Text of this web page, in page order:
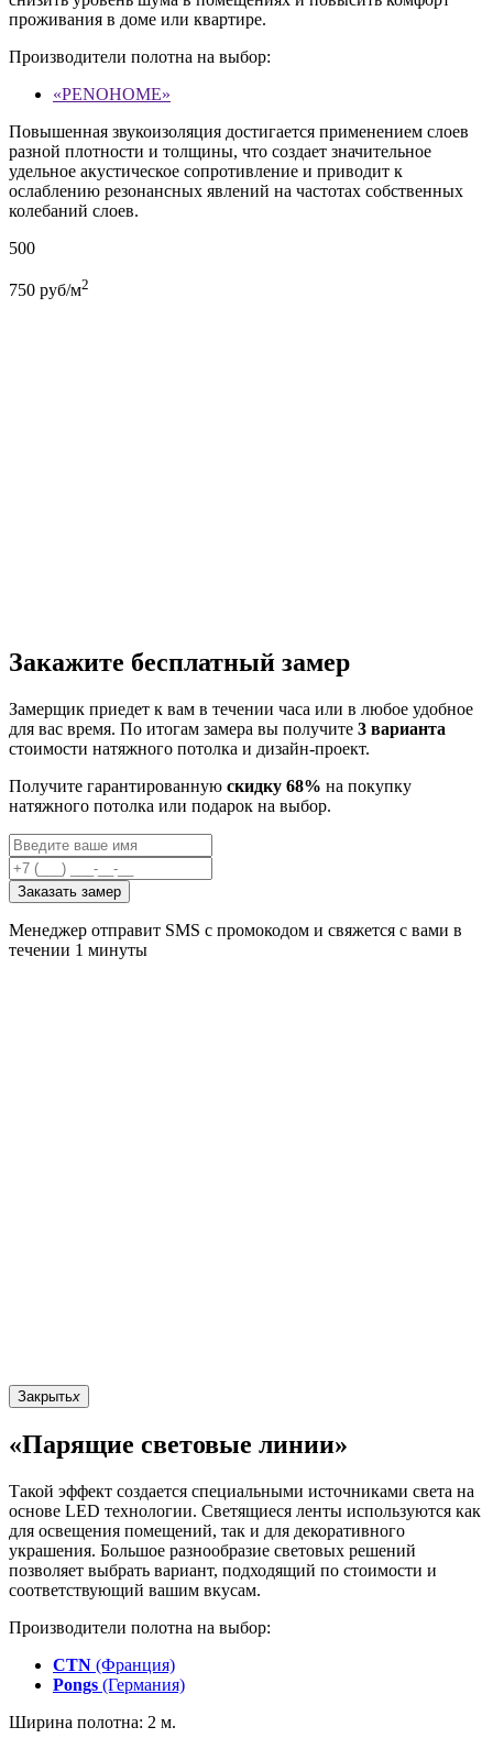
проживания в доме или квартире.
Производители полотна на выбор:
«PENOHOME»
Повышенная звукоизоляция достигается применением слоев
разной плотности и толщины, что создает значительное
удельное акустическое сопротивление и приводит к
ослаблению резонансных явлений на частотах собственных
колебаний слоев.
500
750 руб/м2
Закажите бесплатный замер
Замерщик приедет к вам в течении часа или в любое удобное
для вас время. По итогам замера вы получите 3 варианта
стоимости натяжного потолка и дизайн-проект.
Получите гарантированную скидку 68% на покупку
натяжного потолка или подарок на выбор.
Заказать замер
Менеджер отправит SMS с промокодом и свяжется с вами в
течении 1 минуты
Закрытьx
«Парящие световые линии»
Такой эффект создается специальными источниками света на
основе LED технологии. Светящиеся ленты используются как
для освещения помещений, так и для декоративного
украшения. Большое разнообразие световых решений
позволяет выбрать вариант, подходящий по стоимости и
соответствующий вашим вкусам.
Производители полотна на выбор:
CTN (Франция)
Pongs (Германия)
Ширина полотна: 2 м.